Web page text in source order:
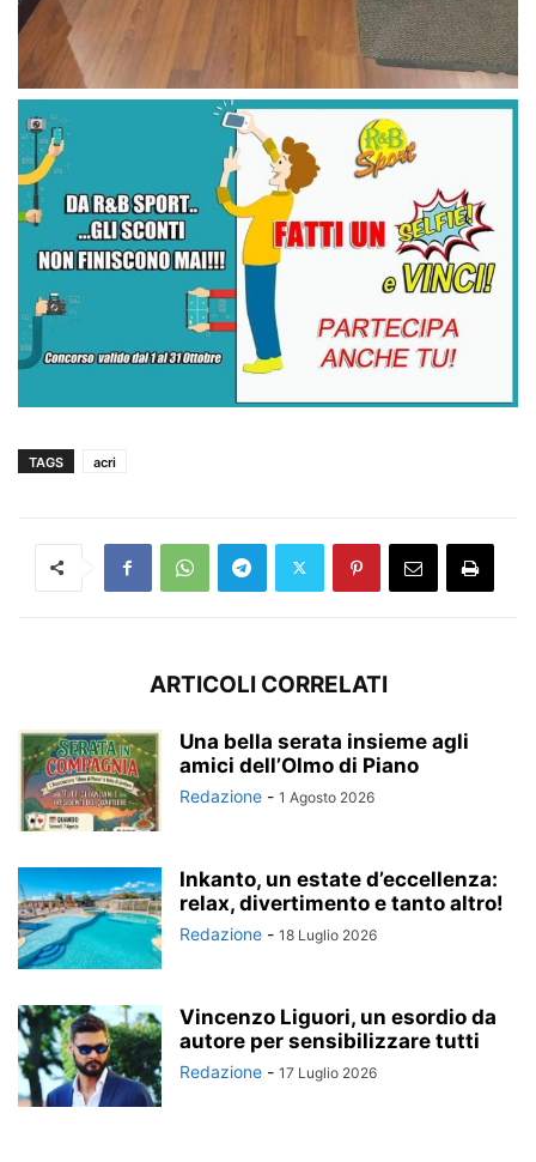
TAGS acri
ARTICOLI CORRELATI
Una bella serata insieme agli
amici dell’Olmo di Piano
Redazione - 1 Agosto 2026
Inkanto, un estate d’eccellenza:
relax, divertimento e tanto altro!
Redazione - 18 Luglio 2026
Vincenzo Liguori, un esordio da
autore per sensibilizzare tutti
Redazione - 17 Luglio 2026